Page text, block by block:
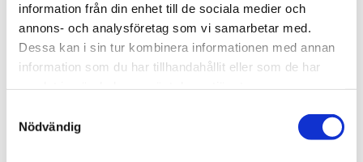
information från din enhet till de sociala medier och
annons- och analysföretag som vi samarbetar med.
Dessa kan i sin tur kombinera informationen med annan
information som du har tillhandahållit eller som de har
Nödvändig
Adress:
Von Utfallsgatan 16, 415 05 Göteborg